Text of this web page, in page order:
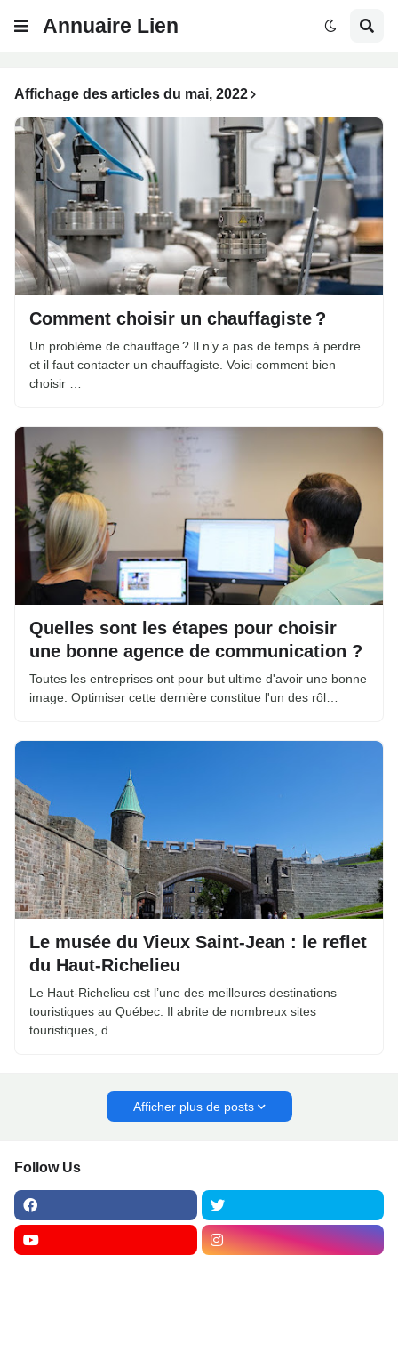
Annuaire Lien
Affichage des articles du mai, 2022
Comment choisir un chauffagiste ?
Un problème de chauffage ? Il n’y a pas de temps à perdre
et il faut contacter un chauffagiste. Voici comment bien
choisir …
Quelles sont les étapes pour choisir
une bonne agence de communication ?
Toutes les entreprises ont pour but ultime d'avoir une bonne
image. Optimiser cette dernière constitue l'un des rôl…
Le musée du Vieux Saint-Jean : le reflet
du Haut-Richelieu
Le Haut-Richelieu est l’une des meilleures destinations
touristiques au Québec. Il abrite de nombreux sites
touristiques, d…
Afficher plus de posts
Follow Us